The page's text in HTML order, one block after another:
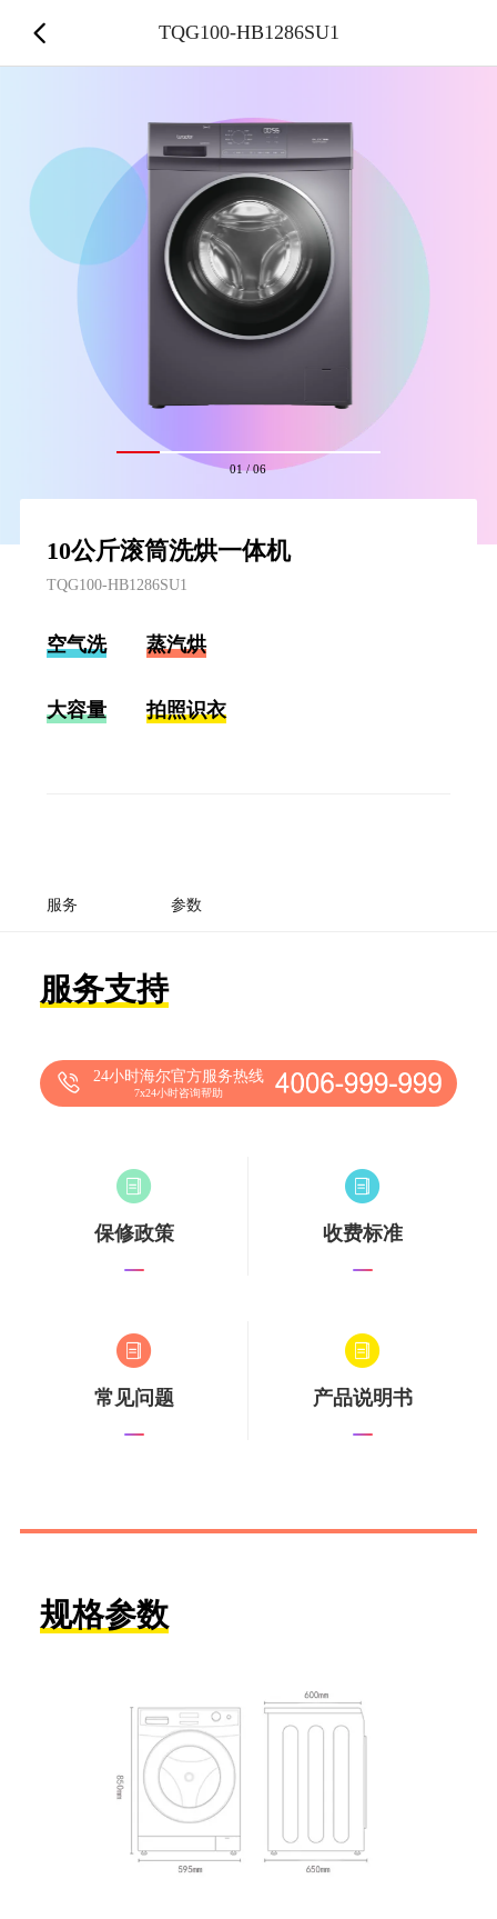
01/06
10公斤滚筒洗烘一体机
TQG100-HB1286SU1
空气洗 蒸汽烘
大容量 拍照识衣
服务 参数
服务支持
24小时海尔官方服务热线
7x24小时咨询帮助
保修政策 收费标准
常见问题 产品说明书
规格参数
TQG100-HB1286SU1